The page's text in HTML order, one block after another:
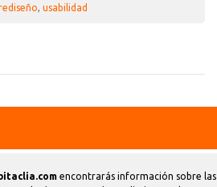
, usabilidad
encontrarás información sobre las